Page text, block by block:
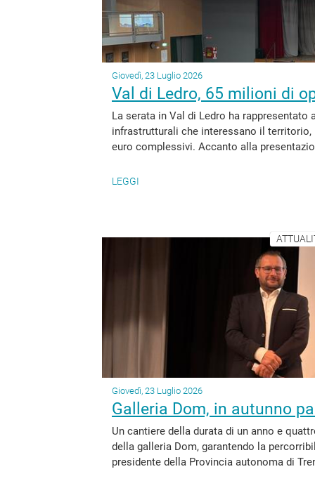
Giovedì, 23 Luglio 2026
Val di Ledro, 65 milioni di
La serata in Val di Ledro ha
infrastrutturali che interessano il
euro complessivi. Accanto alla
LEGGI
Giovedì, 23 Luglio 2026
Galleria Dom, in autunno
Un cantiere della durata di un anno e
della galleria Dom, garantendo la
presidente della Provincia autonoma di